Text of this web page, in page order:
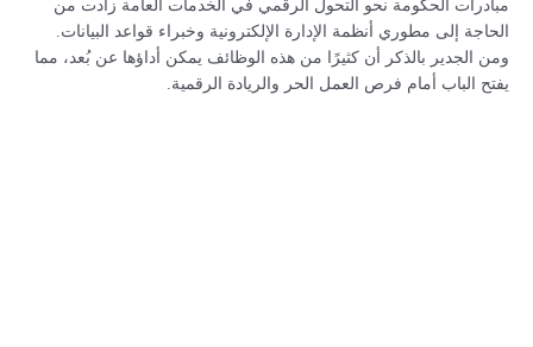
مبادرات الحكومة نحو التحول الرقمي في الخدمات العامة زادت من
الحاجة إلى مطوري أنظمة الإدارة الإلكترونية وخبراء قواعد البيانات.
ومن الجدير بالذكر أن كثيرًا من هذه الوظائف يمكن أداؤها عن بُعد، مما
يفتح الباب أمام فرص العمل الحر والريادة الرقمية.